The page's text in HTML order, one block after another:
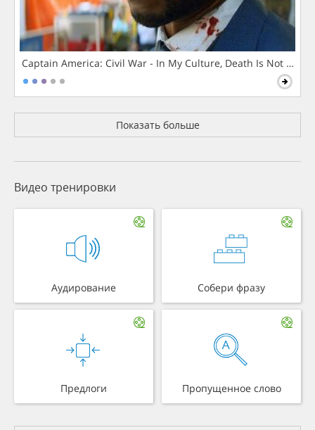
Captain America: Civil War - In My Culture, Death Is Not The
Показать больше
Видео тренировки
Аудирование Собери фразу
Предлоги Пропущенное слово